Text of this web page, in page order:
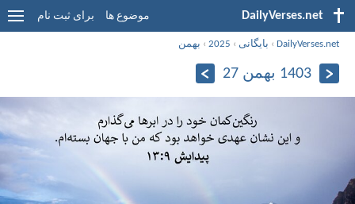
DailyVerses.net موضوع ها برای ثبت نام
DailyVerses.net
› بایگانی ›
2025
› بهمن
1403 بهمن 27